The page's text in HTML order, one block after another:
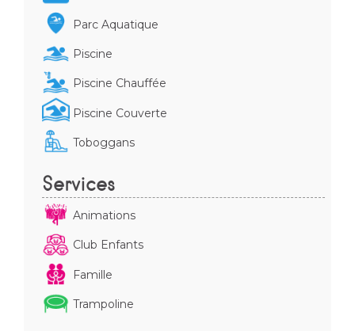
Parc Aquatique
Piscine
Piscine Chauffée
Piscine Couverte
Toboggans
Services
Animations
Club Enfants
Famille
Trampoline